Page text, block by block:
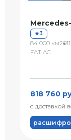
3
84 000 км
FAT AC
818 760
с доставкой